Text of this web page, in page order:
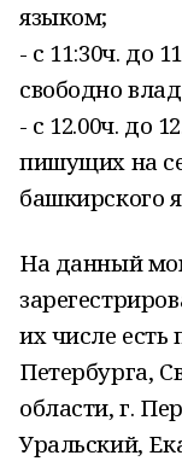
языком;
- с 11:30ч. до
свободно
- с 12.00ч. до
пишущих на
башкирского
На данный
их числе есть
Петербурга,
области, г.
Уральский,